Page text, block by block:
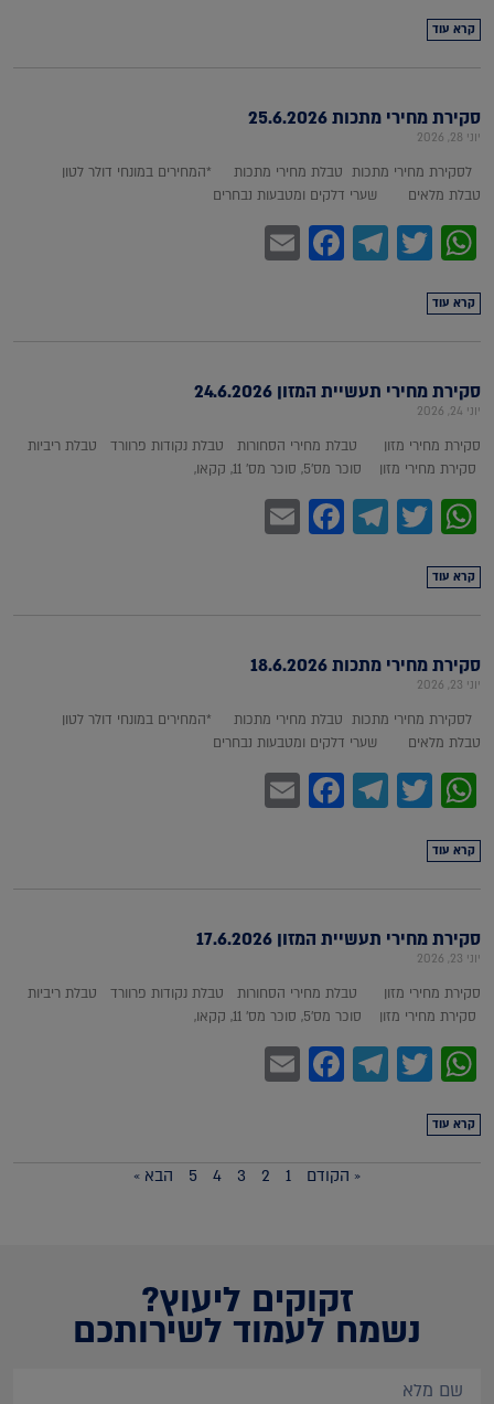
קרא עוד
סקירת מחירי מתכות 25.6.2026
יוני 28, 2026
לסקירת מחירי מתכות טבלת מחירי מתכות *המחירים במונחי דולר לטון
טבלת מלאים שערי דלקים ומטבעות נבחרים
WhatsApp
Twitter
Telegram
Facebook
קרא עוד
סקירת מחירי תעשיית המזון 24.6.2026
יוני 24, 2026
סקירת מחירי מזון טבלת מחירי הסחורות טבלת נקודות פרוורד טבלת ריביות
סקירת מחירי מזון סוכר מס'5, סוכר מס' 11, קקאו,
WhatsApp
Twitter
Telegram
Facebook
קרא עוד
סקירת מחירי מתכות 18.6.2026
יוני 23, 2026
לסקירת מחירי מתכות טבלת מחירי מתכות *המחירים במונחי דולר לטון
טבלת מלאים שערי דלקים ומטבעות נבחרים
WhatsApp
Twitter
Telegram
Facebook
קרא עוד
סקירת מחירי תעשיית המזון 17.6.2026
יוני 23, 2026
סקירת מחירי מזון טבלת מחירי הסחורות טבלת נקודות פרוורד טבלת ריביות
סקירת מחירי מזון סוכר מס'5, סוכר מס' 11, קקאו,
WhatsApp
Twitter
Telegram
Facebook
קרא עוד
« הקודם 1
2
3
4
5 הבא »
זקוקים ליעוץ?
נשמח לעמוד לשירותכם